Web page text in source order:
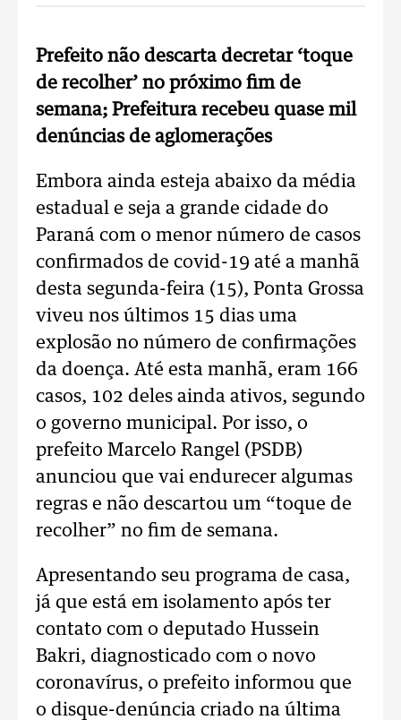
Prefeito não descarta decretar ‘toque
de recolher’ no próximo fim de
semana; Prefeitura recebeu quase mil
denúncias de aglomerações
Embora ainda esteja abaixo da média
estadual e seja a grande cidade do
Paraná com o menor número de casos
confirmados de covid-19 até a manhã
desta segunda-feira (15), Ponta Grossa
viveu nos últimos 15 dias uma
explosão no número de confirmações
da doença. Até esta manhã, eram 166
casos, 102 deles ainda ativos, segundo
o governo municipal. Por isso, o
prefeito Marcelo Rangel (PSDB)
anunciou que vai endurecer algumas
regras e não descartou um “toque de
recolher” no fim de semana.
Apresentando seu programa de casa,
já que está em isolamento após ter
contato com o deputado Hussein
Bakri, diagnosticado com o novo
coronavírus, o prefeito informou que
o disque-denúncia criado na última